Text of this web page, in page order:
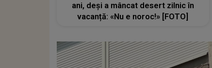
ani, deși a mâncat desert zilnic în
vacanță: «Nu e noroc!» [FOTO]